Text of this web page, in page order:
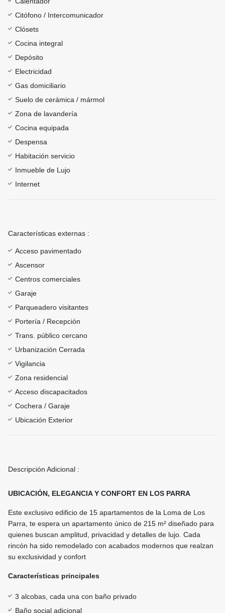
Citófono / Intercomunicador
Clósets
Cocina integral
Depósito
Electricidad
Gas domiciliario
Suelo de cerámica / mármol
Zona de lavandería
Cocina equipada
Despensa
Habitación servicio
Inmueble de Lujo
Internet
Características externas :
Acceso pavimentado
Ascensor
Centros comerciales
Garaje
Parqueadero visitantes
Portería / Recepción
Trans. público cercano
Urbanización Cerrada
Vigilancia
Zona residencial
Acceso discapacitados
Cochera / Garaje
Ubicación Exterior
Descripción Adicional :
UBICACIÓN, ELEGANCIA Y CONFORT EN LOS PARRA
Este exclusivo edificio de 15 apartamentos de la Loma de Los
Parra, te espera un apartamento único de 215 m² diseñado para
quienes buscan amplitud, privacidad y detalles de lujo. Cada
rincón ha sido remodelado con acabados modernos que realzan
su exclusividad y confort
Características principales
3 alcobas, cada una con baño privado
Baño social adicional